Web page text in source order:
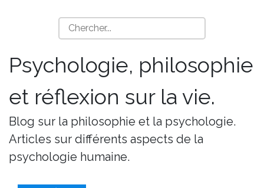
Psychologie, philosophie
et réflexion sur la vie.
Blog sur la philosophie et la psychologie.
Articles sur différents aspects de la
psychologie humaine.